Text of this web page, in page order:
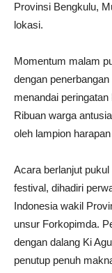
Provinsi Bengkulu,
lokasi.
Momentum malam
dengan
menandai
Ribuan warga
oleh lampion
Acara berlanjut
festival, dihadiri
Indonesia wakil
unsur Forkopimda.
dengan dalang Ki
penutup penuh